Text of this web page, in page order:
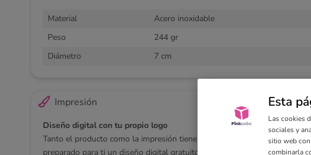
Esta
Las cookies
sociales y
sitio web
combinarla
Material
Acero inoxidable
Peso
244 gr
Diámetro
7 cm
Impresión
Diseño digital con tu propio logo
Tanto el producto como la impresión tienen que cumplir con tus
preparado para ti un diseño digital gratuito con tu logo en cuestión de